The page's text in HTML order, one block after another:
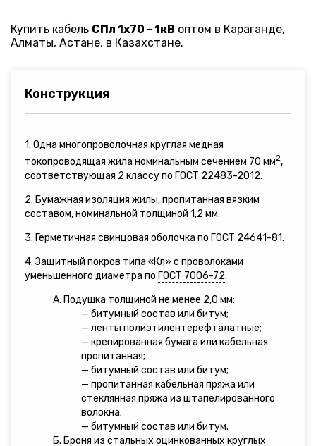
Купить кабель СПл 1х70 - 1кВ оптом в Караганде,
Алматы, Астане, в Казахстане.
Конструкция
1. Одна многопроволочная круглая медная
токопроводящая жила номинальным сечением 70 мм2,
соответствующая 2 классу по ГОСТ 22483-2012.
2. Бумажная изоляция жилы, пропитанная вязким
составом, номинальной толщиной 1,2 мм.
3. Герметичная свинцовая оболочка по ГОСТ 24641-81.
4. Защитный покров типа «Кл» с проволоками
уменьшенного диаметра по ГОСТ 7006-72.
А. Подушка толщиной не менее 2,0 мм:
— битумный состав или битум;
— ленты полиэтилентерефталатные;
— крепированная бумага или кабельная
пропитанная;
— битумный состав или битум;
— пропитанная кабельная пряжа или
стеклянная пряжа из штапелированного
волокна;
— битумный состав или битум.
Б. Броня из стальных оцинкованных круглых